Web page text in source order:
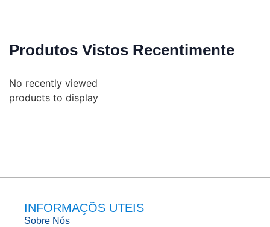
Produtos Vistos Recentimente
No recently viewed
products to display
INFORMAÇÕS UTEIS
Sobre Nós